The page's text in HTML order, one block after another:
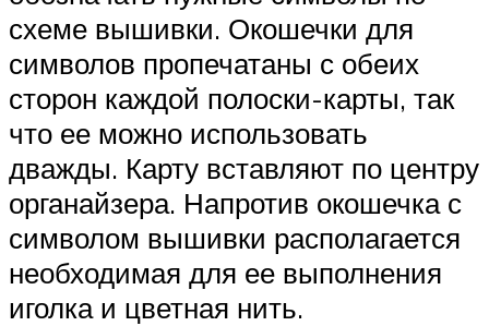
схеме вышивки. Окошечки для
символов пропечатаны с обеих
сторон каждой полоски-карты, так
что ее можно использовать
дважды. Карту вставляют по центру
органайзера. Напротив окошечка с
символом вышивки располагается
необходимая для ее выполнения
иголка и цветная нить.